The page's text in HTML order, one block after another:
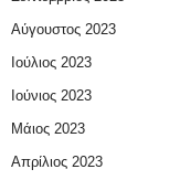
Αύγουστος 2023
Ιούλιος 2023
Ιούνιος 2023
Μάιος 2023
Απρίλιος 2023